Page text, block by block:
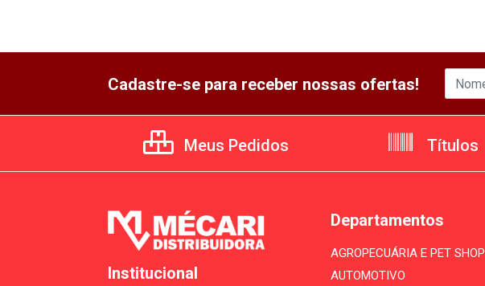
Cadastre-se para receber nossas ofertas!
Meus Pedidos Títulos
Institucional
Departamentos
AGROPECUÁRIA E PET SHOP
AUTOMOTIVO